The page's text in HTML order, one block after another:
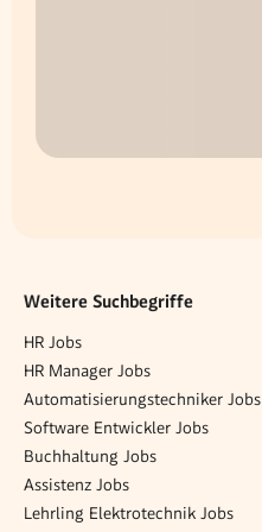
Weitere Suchbegriffe
HR Jobs
HR Manager Jobs
Automatisierungstechniker Jobs
Software Entwickler Jobs
Buchhaltung Jobs
Assistenz Jobs
Lehrling Elektrotechnik Jobs